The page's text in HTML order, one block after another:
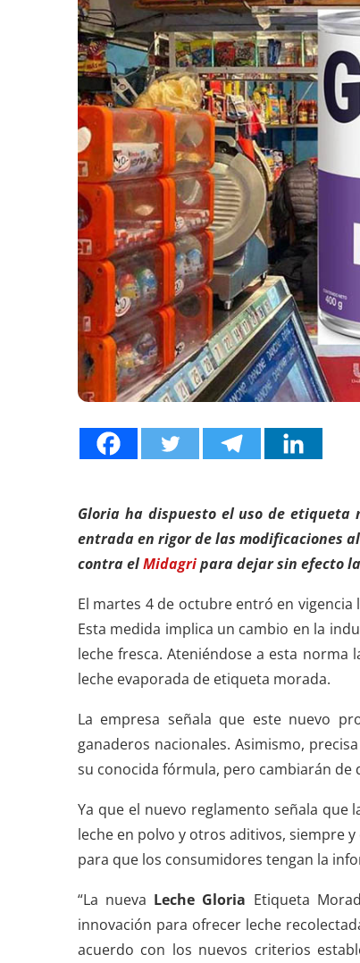
Gloria ha dispuesto el uso de
entrada en rigor de las modificaciones
contra elMidagripara dejar sin efecto
El martes 4 de octubre entró en
Esta medida implica un cambio en la
leche fresca. Ateniéndose a esta norma
leche evaporada de etiqueta morada.
La empresa señala que este nuevo
ganaderos nacionales. Asimismo,
su conocida fórmula, pero cambiarán de
Ya que el nuevo reglamento señala que
leche en polvo y otros aditivos, siempre
para que los consumidores tengan la
“La nueva Leche Gloria Etiqueta
innovación para ofrecer leche
acuerdo con los nuevos criterios